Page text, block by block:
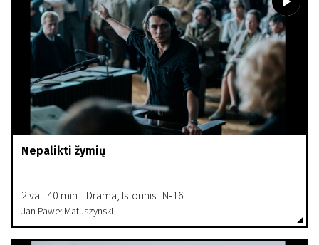
Nepalikti žymių
2 val. 40 min. | Drama, Istorinis | N-16
Jan Paweł Matuszynski